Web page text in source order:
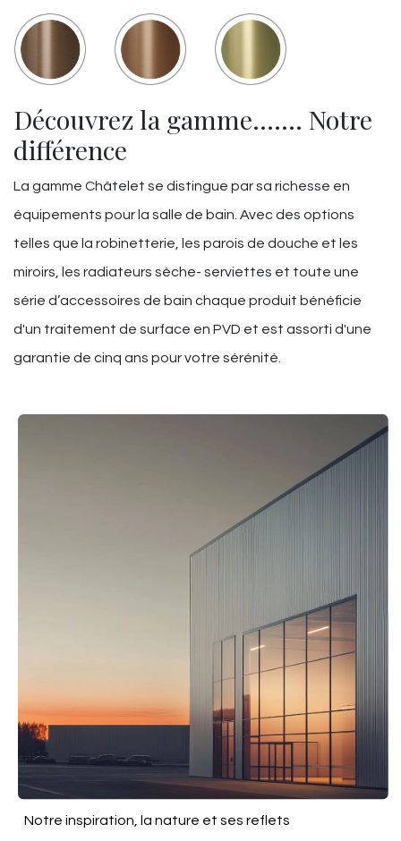
Découvrez la gamme……. Notre
différence
La gamme Châtelet se distingue par sa richesse en
équipements pour la salle de bain. Avec des options
telles que la robinetterie, les parois de douche et les
miroirs, les radiateurs sèche- serviettes et toute une
série d’accessoires de bain chaque produit bénéficie
d'un traitement de surface en PVD et est assorti d'une
garantie de cinq ans pour votre sérénité.
Notre inspiration, la nature et ses reflets